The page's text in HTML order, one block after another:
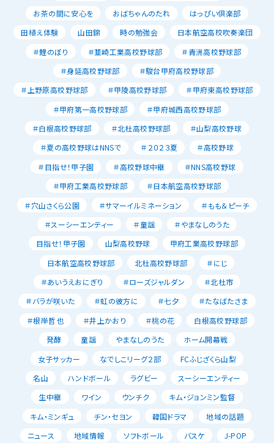
お茶の間に安心を
おばちゃんのたれ
はっぴい倶楽部
田植え体験
山田錦 時の勉強会
日本航空高校吹奏楽団
＃鯉のぼり
＃韮崎工業高校野球部
＃青洲高校野球部
＃身延高校野球部
＃駿台甲府高校野球部
＃上野原高校野球部
＃甲陵高校野球部
＃甲府東高校野球部
＃甲府第一高校野球部
＃甲府城西高校野球部
＃白根高校野球部
＃北杜高校野球部
＃山梨高校野球
＃夏の高校野球はNNSで
＃２０２３夏
＃高校野球
＃目指せ！甲子園
＃高校野球中継
＃NNS高校野球
＃甲府工業高校野球部
＃日本航空高校野球部
＃穴山さくら公園
＃サマーイルミネーション
＃もも＆ピーチ
＃スーシーエンティー
＃童謡
＃やまなしのうた
目指せ！甲子園
山梨高校野球
甲府工業高校野球部
日本航空高校野球部
北杜高校野球部
＃にじ
＃あいうえおにぎり
＃ローズジャルダン
＃北杜市
＃バラが咲いた
＃虹の彼方に ＃七夕
＃たなばたさま
＃根岸哲也
＃井上かおり ＃桃の花
白根高校野球部
発酵
童謡 やまなしのうた
ホーム開幕戦
女子サッカー
なでしこリーグ２部
FCふじざくら山梨
名山
ハンドボール ラグビー
スーシーエンティー
生中継
ワイン ウンチク
キム・ジョンミン監督
キム・ミンギュ
チン・セヨン 韓国ドラマ
地域の話題
ニュース
地域情報 ソフトボール バスケ
J-POP